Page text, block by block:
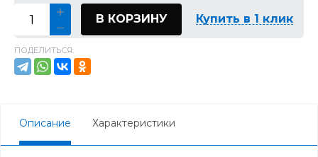
В КОРЗИНУ Купить в 1 клик
ПОДЕЛИТЬСЯ:
Описание Характеристики